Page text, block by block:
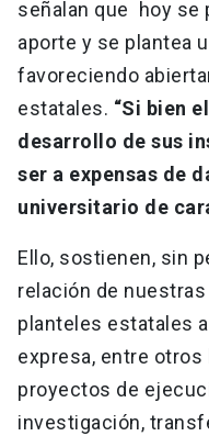
señalan que hoy se
aporte y se plantea
favoreciendo
estatales. “Si bien
desarrollo de sus
ser a expensas de
universitario de
Ello, sostienen, sin
relación de
planteles estatales
expresa, entre otros
proyectos de
investigación,